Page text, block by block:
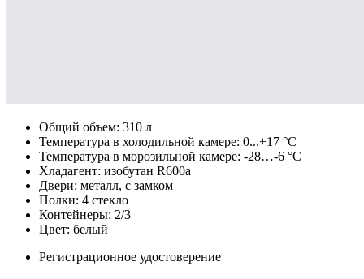
Общий объем: 310 л
Температура в холодильной камере: 0...+17 °С
Температура в морозильной камере: -28…-6 °С
Хладагент: изобутан R600a
Двери: металл, с замком
Полки: 4 стекло
Контейнеры: 2/3
Цвет: белый
Регистрационное удостоверение